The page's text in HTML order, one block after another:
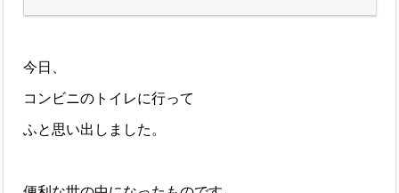
今日、
コンビニのトイレに行って
ふと思い出しました。